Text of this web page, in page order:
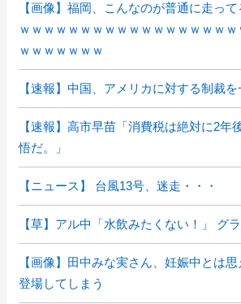
【画像】福岡、こんなのが普通に走っ
ｗｗｗｗｗｗｗｗｗｗｗｗｗｗｗｗｗ
ｗｗｗｗｗｗｗ
【速報】中国、アメリカに対する制裁
【速報】高市早苗「消費税は絶対に2年
悟だ。」
【ニュース】 台風13号、迷走・・・
【草】アル中「水飲みたくない！」 グ
【画像】田中みな実さん、妊娠中とは
登場してしまう